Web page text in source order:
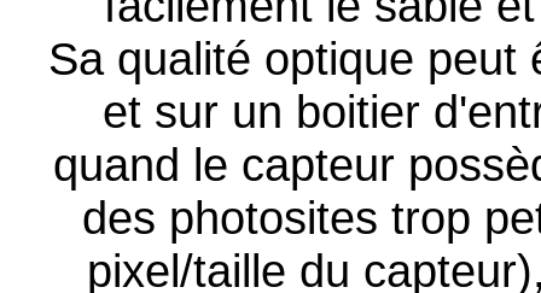
Sa qualité optique peut
et sur un boitier
quand le capteur
des photosites trop
pixel/taille du